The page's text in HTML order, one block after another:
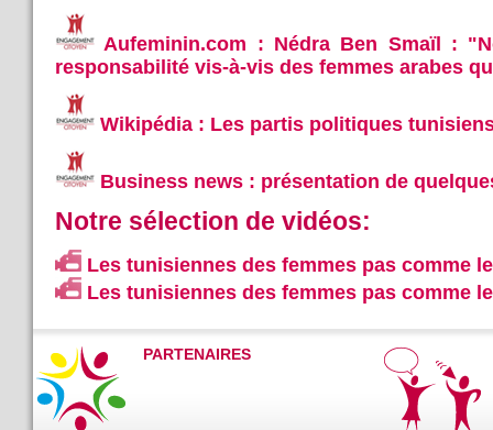
Aufeminin.com : Nédra Ben Smaïl :
responsabilité vis-à-vis des femmes arabes
Wikipédia : Les partis politiques
Business news : présentation de
Notre sélection de vidéos:
Les tunisiennes des femmes pas comme
Les tunisiennes des femmes pas comme
PARTENAIRES